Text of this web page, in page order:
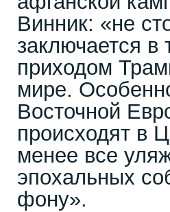
Винник: «не
заключается
приходом
мире.
Восточной
происходят в
менее все
эпохальных
фону».